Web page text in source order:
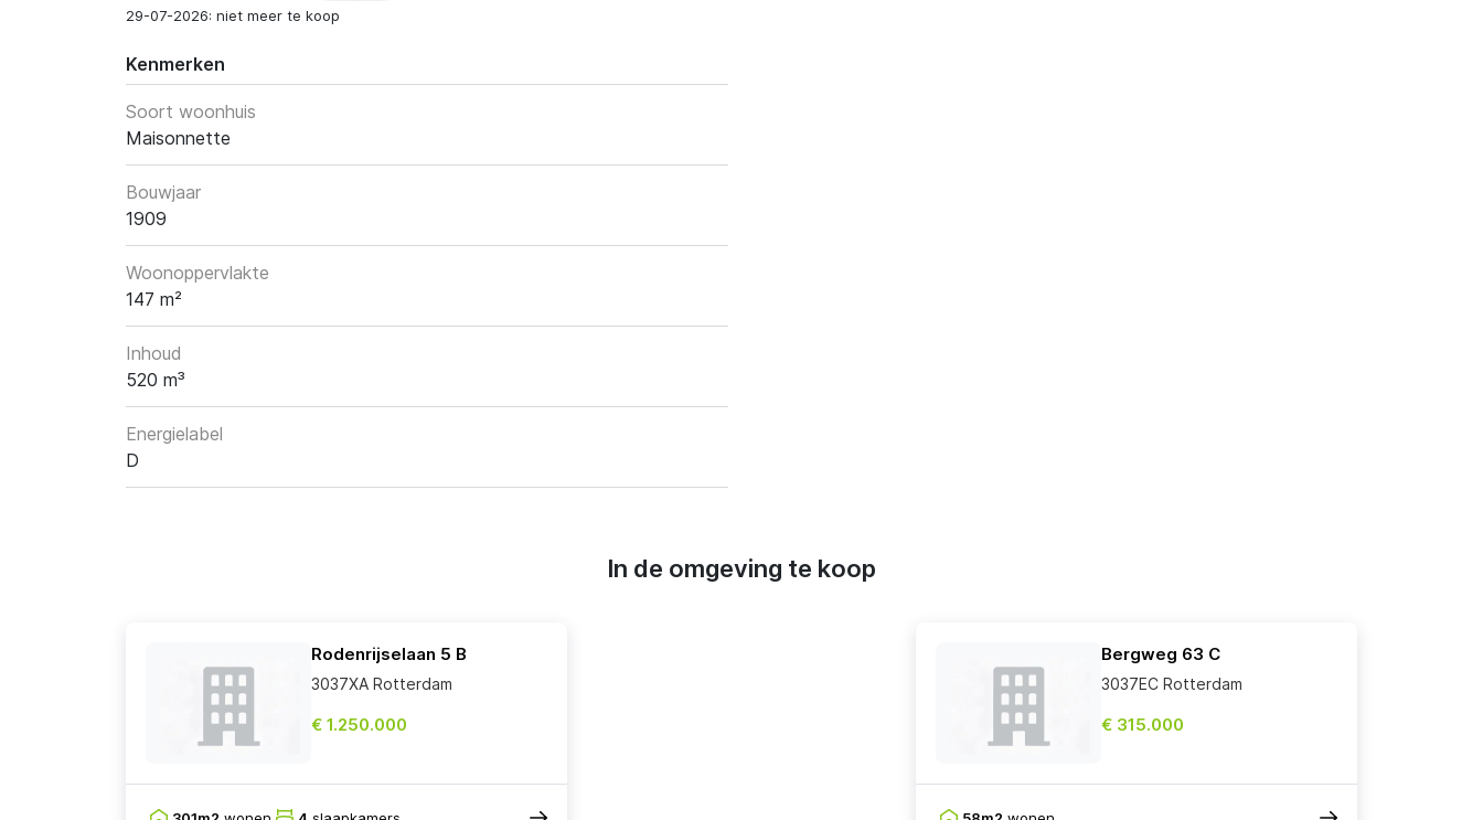
29-07-2026: niet meer te koop
Kenmerken
Soort woonhuis
Maisonnette
Bouwjaar
1909
Woonoppervlakte
147 m²
Inhoud
520 m³
Energielabel
D
In de omgeving te koop
Rodenrijselaan 5 B
3037XA Rotterdam
€ 1.250.000
Bergweg 63 C
3037EC Rotterdam
€ 315.000